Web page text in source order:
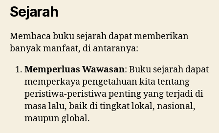
Sejarah
Membaca buku sejarah dapat memberikan
banyak manfaat, di antaranya:
Memperluas Wawasan: Buku sejarah dapat
memperkaya pengetahuan kita tentang
peristiwa-peristiwa penting yang terjadi di
masa lalu, baik di tingkat lokal, nasional,
maupun global.